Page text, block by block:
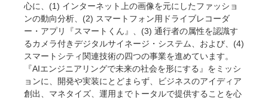
心に、(1) インターネット上の画像を元にしたファッショ
ンの動向分析、(2) スマートフォン用ドライブレコーダ
ー・アプリ『スマートくん』、(3) 通行者の属性を認識す
るカメラ付きデジタルサイネージ・システム、および、(4)
スマートシティ関連技術の四つの事業を進めています。
『AIエンジニアリングで未来の社会を形にする』をミッシ
ョンに、開発や実装にとどまらず、ビジネスのアイディア
創出、マネタイズ、運用までトータルで提供することを心